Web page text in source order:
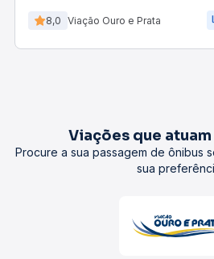
8,0 Viação Ouro e Prata
Viações que
Procure a sua passagem de ônibus
sua